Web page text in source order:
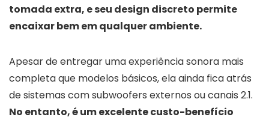
tomada extra, e seu design discreto permite
encaixar bem em qualquer ambiente.
Apesar de entregar uma experiência sonora mais
completa que modelos básicos, ela ainda fica atrás
de sistemas com subwoofers externos ou canais 2.1.
No entanto, é um excelente custo-benefício